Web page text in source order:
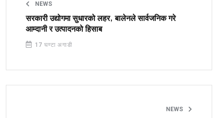
NEWS
सरकारी उद्योगमा सुधारको लहर, बालेनले सार्वजनिक गरे
आम्दानी र उत्पादनको हिसाब
17 घण्टा अगाडी
NEWS